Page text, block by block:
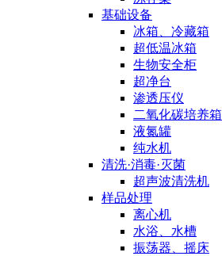
基础设备
冰箱、冷藏箱
超低温冰箱
生物安全柜
超净台
渗透压仪
二氧化碳培养箱
液氮罐
纯水机
清洗·消毒·灭菌
超声波清洗机
样品处理
离心机
水浴、水槽
振荡器、摇床